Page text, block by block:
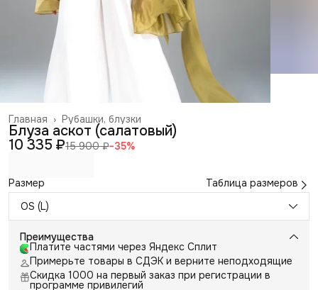
Рубашки, блузки
Главная ›
Блуза аскот (салатовый)
10 335 ₽15 900 ₽−35%
Размер
Таблица размеров
OS (L)
Преимущества
Платите частями через Яндекс Сплит
Примерьте товары в СДЭК и верните неподходящие
Скидка 1000 на первый заказ при регистрации в
программе привилегий